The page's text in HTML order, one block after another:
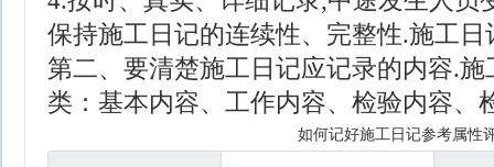
保持施工日记的连续性、完整性.施工
第二、要清楚施工日记应记录的内容.
类：基本内容、工作内容、检验内容、
如何记好施工日记参考属性